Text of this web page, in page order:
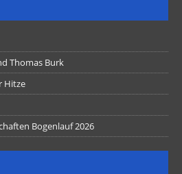
Thomas Burk
Hitze
Bogenlauf 2026